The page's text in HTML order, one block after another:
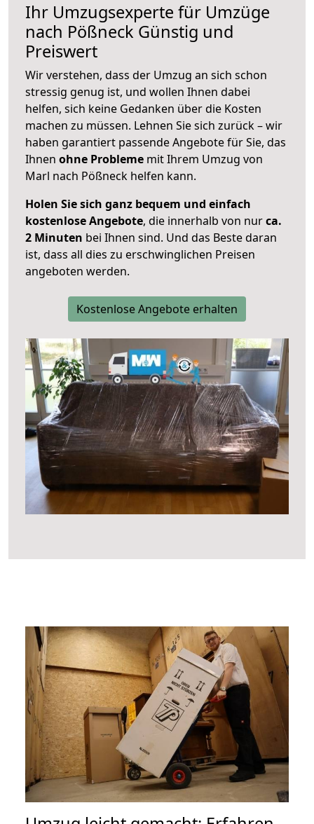
Ihr Umzugsexperte für Umzüge
nach Pößneck Günstig und
Preiswert
Wir verstehen, dass der Umzug an sich schon
stressig genug ist, und wollen Ihnen dabei
helfen, sich keine Gedanken über die Kosten
machen zu müssen. Lehnen Sie sich zurück – wir
haben garantiert passende Angebote für Sie, das
Ihnen ohne Probleme mit Ihrem Umzug von
Marl nach Pößneck helfen kann.
Holen Sie sich ganz bequem und einfach
kostenlose Angebote, die innerhalb von nurca.
2 Minuten bei Ihnen sind. Und das Beste daran
ist, dass all dies zu erschwinglichen Preisen
angeboten werden.
Kostenlose Angebote erhalten